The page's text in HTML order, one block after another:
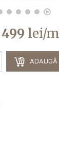
499 lei/m
ADAUGĂ